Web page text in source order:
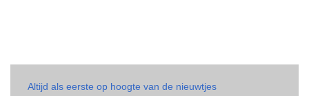
Altijd als eerste op hoogte van de nieuwtjes